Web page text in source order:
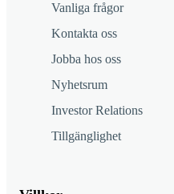
Vanliga frågor
Kontakta oss
Jobba hos oss
Nyhetsrum
Investor Relations
Tillgänglighet